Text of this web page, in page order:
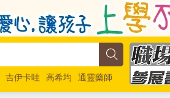
吉伊卡哇 高希均
通靈藥師
超慢跑